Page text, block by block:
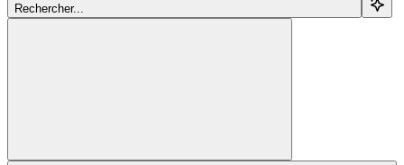
Rechercher...